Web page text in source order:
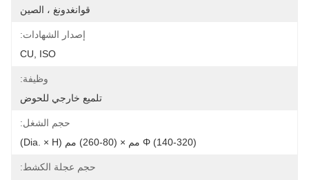
قوانغدونغ ، الصين
إصدار الشهادات:
CU, ISO
وظيفة:
تلميع خارجي للحوض
حجم الشغل:
Φ (140-320) مم × (80-260) مم (Dia. × H)
حجم عجلة الكشط: